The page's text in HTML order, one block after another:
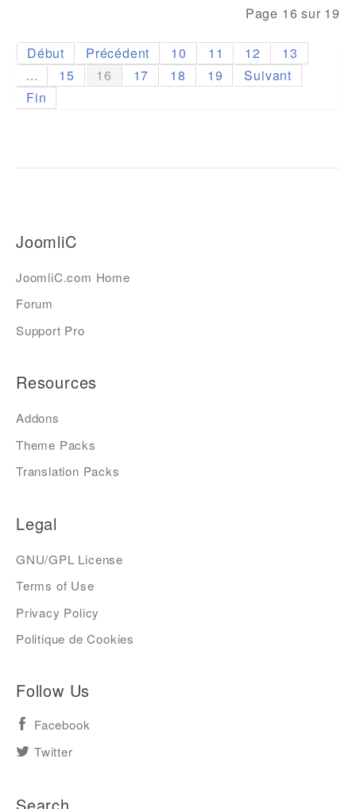
Page 16 sur 19
Début Précédent 10 11 12
13
...
15 16 17 18 19
Suivant
Fin
JoomliC
JoomliC.com Home
Forum
Support Pro
Resources
Addons
Theme Packs
Translation Packs
Legal
GNU/GPL License
Terms of Use
Privacy Policy
Politique de Cookies
Follow Us
Facebook
Twitter